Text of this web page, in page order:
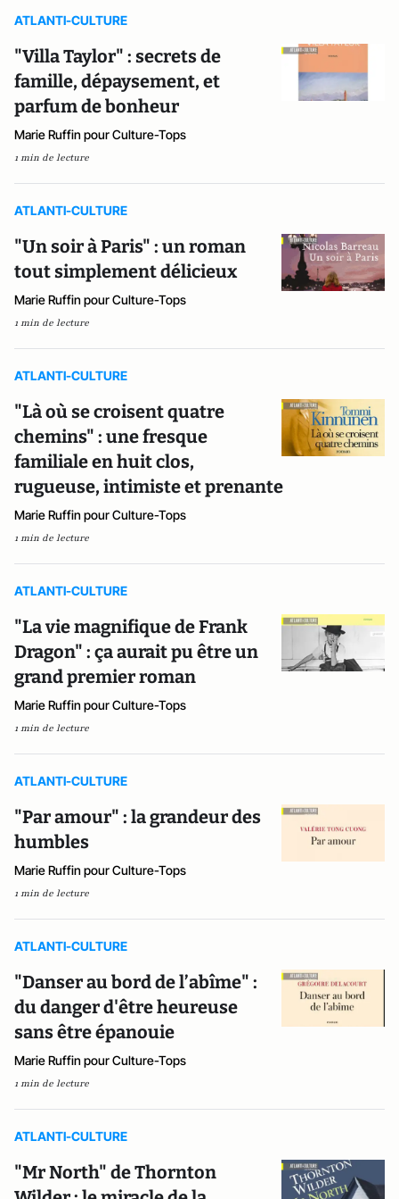
ATLANTI-CULTURE
"Villa Taylor" : secrets de
famille, dépaysement, et
parfum de bonheur
Marie Ruffin pour Culture-Tops
1 min de lecture
ATLANTI-CULTURE
"Un soir à Paris" : un roman
tout simplement délicieux
Marie Ruffin pour Culture-Tops
1 min de lecture
ATLANTI-CULTURE
"Là où se croisent quatre
chemins" : une fresque
familiale en huit clos,
rugueuse, intimiste et prenante
Marie Ruffin pour Culture-Tops
1 min de lecture
ATLANTI-CULTURE
"La vie magnifique de Frank
Dragon" : ça aurait pu être un
grand premier roman
Marie Ruffin pour Culture-Tops
1 min de lecture
ATLANTI-CULTURE
"Par amour" : la grandeur des
humbles
Marie Ruffin pour Culture-Tops
1 min de lecture
ATLANTI-CULTURE
"Danser au bord de l’abîme" :
du danger d'être heureuse
sans être épanouie
Marie Ruffin pour Culture-Tops
1 min de lecture
ATLANTI-CULTURE
"Mr North" de Thornton